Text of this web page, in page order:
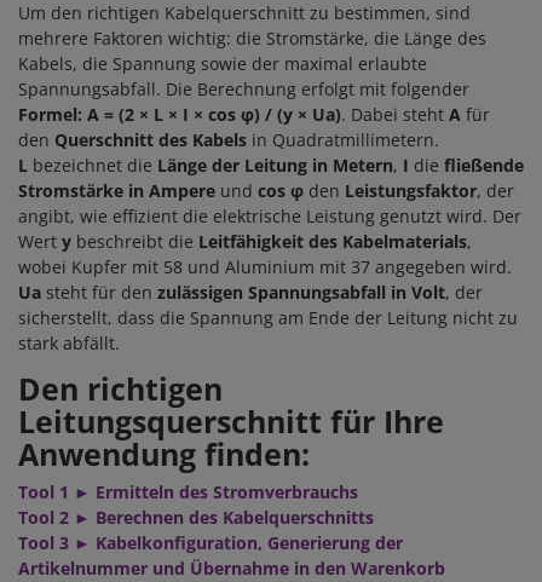
Um den richtigen Kabelquerschnitt zu bestimmen, sind
mehrere Faktoren wichtig: die Stromstärke, die Länge des
Kabels, die Spannung sowie der maximal erlaubte
Spannungsabfall. Die Berechnung erfolgt mit folgender
Formel: A = (2 × L × I × cos φ) / (y × Ua). Dabei steht A für
den Querschnitt des Kabels in Quadratmillimetern.
L bezeichnet die Länge der Leitung in Metern, I die fließende
Stromstärke in Ampere und cos φ den Leistungsfaktor, der
angibt, wie effizient die elektrische Leistung genutzt wird. Der
Wert y beschreibt die Leitfähigkeit des Kabelmaterials,
wobei Kupfer mit 58 und Aluminium mit 37 angegeben wird.
Ua steht für den zulässigen Spannungsabfall in Volt, der
sicherstellt, dass die Spannung am Ende der Leitung nicht zu
stark abfällt.
Den richtigen
Leitungsquerschnitt für Ihre
Anwendung finden:
Tool 1 ► Ermitteln des Stromverbrauchs
Tool 2 ► Berechnen des Kabelquerschnitts
Tool 3 ► Kabelkonfiguration, Generierung der
Artikelnummer und Übernahme in den Warenkorb